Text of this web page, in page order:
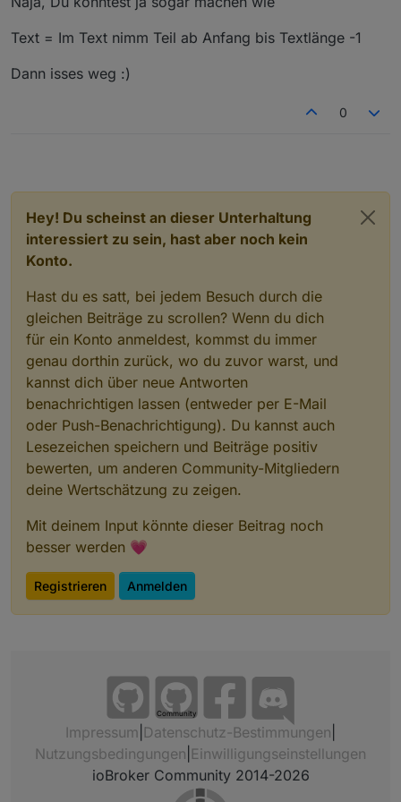
Script die aber irgendwie nie alles abgedeckt haben,
was ich gerne wollte. Ich also nachfolgendes Blockly
und es funktioniert einwandfrei nur habe ich eben ein
"letztes Komma" in meinem DP, das ich aus
"Perfektionsgründen" gerne weg hätte.
andere... aber naja ;-)
ich gehe reagier auf die Trigger der HM Fenstergriffe
und schreibe abhängig davon in variable den Namen
der Fenster.
Am Ende schreibe ich die Variablen in die
Text = Im Text nimm Teil ab Anfang bis Textlänge -1
Dann isses weg :)
0
Hey! Du scheinst an dieser Unterhaltung
interessiert zu sein, hast aber noch kein
Konto.
Hast du es satt, bei jedem Besuch durch die
gleichen Beiträge zu scrollen? Wenn du dich
für ein Konto anmeldest, kommst du immer
genau dorthin zurück, wo du zuvor warst, und
kannst dich über neue Antworten
benachrichtigen lassen (entweder per E-Mail
oder Push-Benachrichtigung). Du kannst auch
Lesezeichen speichern und Beiträge positiv
bewerten, um anderen Community-Mitgliedern
deine Wertschätzung zu zeigen.
Mit deinem Input könnte dieser Beitrag noch
besser werden 💗
Registrieren Anmelden
Community
Impressum Datenschutz-Bestimmungen
Nutzungsbedingungen Einwilligungseinstellungen
ioBroker Community 2014-2026